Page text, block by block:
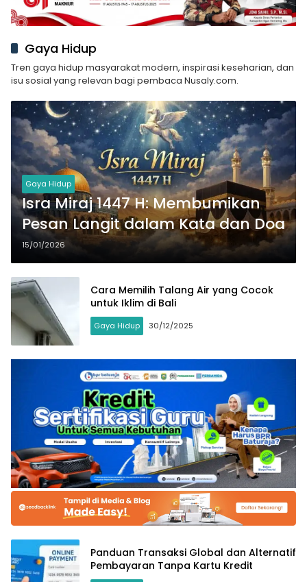
Gaya Hidup
Tren gaya hidup masyarakat modern, inspirasi keseharian, dan
isu sosial yang relevan bagi pembaca Nusaly.com.
Gaya Hidup
Isra Miraj 1447 H: Membumikan
Pesan Langit dalam Kata dan Doa
15/01/2026
Cara Memilih Talang Air yang Cocok
untuk Iklim di Bali
Gaya Hidup 30/12/2025
Panduan Transaksi Global dan Alternatif
Pembayaran Tanpa Kartu Kredit